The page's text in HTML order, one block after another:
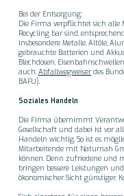
Bei der Entsorgung:
Die Firma verpflichtet sich alle
Recycling bar sind,
insbesondere Metalle, Altöle,
gebrauchte Batterien und
Blechdosen,
auch: Abfallwegweiserdes
BAFU).
Soziales Handeln
Die Firma übernimmt
Gesellschaft und dabei ist vor
Handeln wichtig. So ist es
Mitarbeitende mit Naturnah
können. Denn zufriedene und
bringen bessere Leistungen
ökonomischer Sicht günstiger.